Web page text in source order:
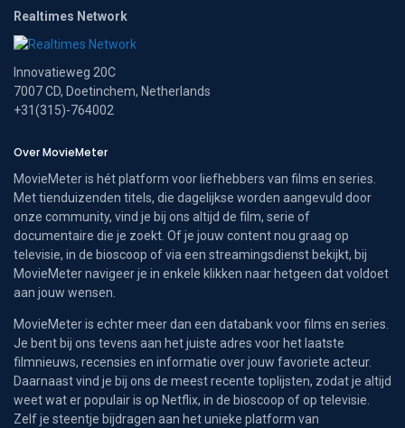
Realtimes Network
Innovatieweg 20C
7007 CD, Doetinchem, Netherlands
+31(315)-764002
Over MovieMeter
MovieMeter is hét platform voor liefhebbers van films en series.
Met tienduizenden titels, die dagelijkse worden aangevuld door
onze community, vind je bij ons altijd de film, serie of
documentaire die je zoekt. Of je jouw content nou graag op
televisie, in de bioscoop of via een streamingsdienst bekijkt, bij
MovieMeter navigeer je in enkele klikken naar hetgeen dat voldoet
aan jouw wensen.
MovieMeter is echter meer dan een databank voor films en series.
Je bent bij ons tevens aan het juiste adres voor het laatste
filmnieuws, recensies en informatie over jouw favoriete acteur.
Daarnaast vind je bij ons de meest recente toplijsten, zodat je altijd
weet wat er populair is op Netflix, in de bioscoop of op televisie.
Zelf je steentje bijdragen aan het unieke platform van